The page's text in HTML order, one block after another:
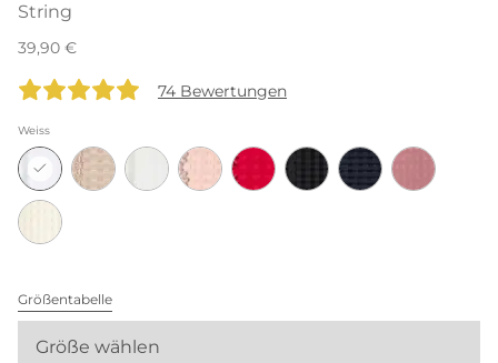
String
39,90 €
74 Bewertungen
Weiss
Größentabelle
Größe wählen